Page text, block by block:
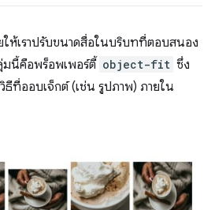
ห้เราปรับขนาดสื่อในบริบทที่ตอบสนอง
มนี้คือพร็อพเพอร์ตี้ object-fit ซึ่ง
ธีที่ออบเจ็กต์ (เช่น รูปภาพ) ภายใน